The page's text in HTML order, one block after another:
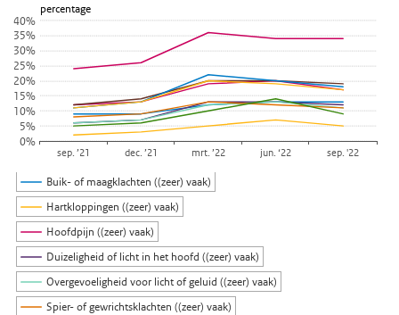
(zeer) vaak
Bekijk als data tabel.
De grafiek heeft 1 X-as die categories weergeeft.
De grafiek heeft 1 Y-as die percentage weergeeft.
percentage
Buik- of maagklachten ((zeer) vaak)
Hartkloppingen ((zeer) vaak)
Hoofdpijn ((zeer) vaak)
Duizeligheid of licht in het hoofd ((zeer) vaak)
Overgevoeligheid voor licht of geluid ((zeer) vaak)
Spier- of gewrichtsklachten ((zeer) vaak)
0%
5%
10%
15%
20%
25%
30%
35%
40%
sep. ’21 dec. ’21 mrt. ’22 jun. ‘22 sep. '22